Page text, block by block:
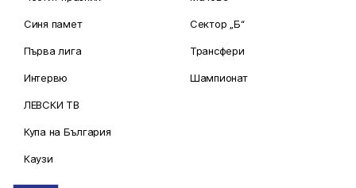
Синя памет
Първа лига
Интервю
ЛЕВСКИ ТВ
Купа на България
Каузи
Сектор „Б“
Трансфери
Шампионат